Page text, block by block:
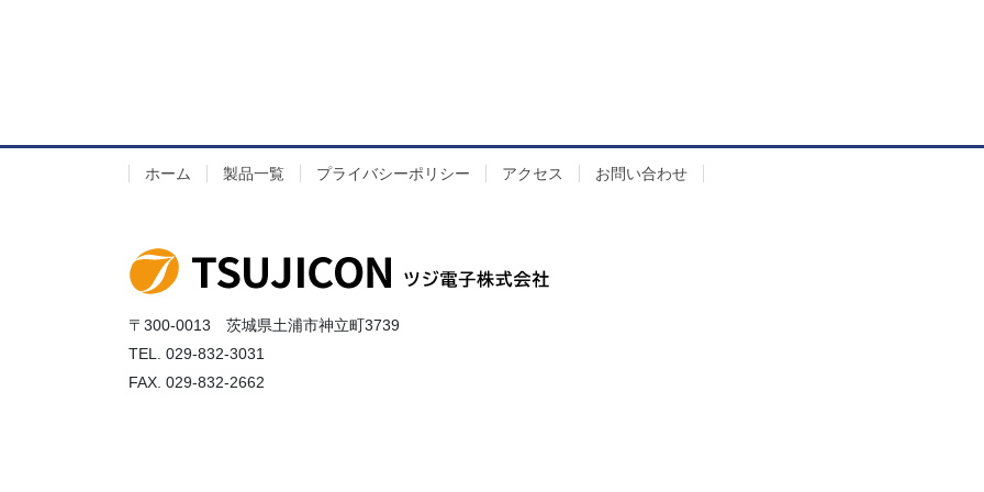
ホーム 製品一覧 プライバシーポリシー アクセス お問い合わせ
〒300-0013 茨城県土浦市神立町3739
TEL. 029-832-3031
FAX. 029-832-2662